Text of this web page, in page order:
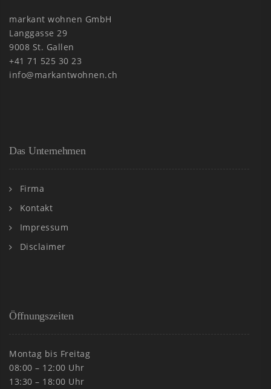
markant wohnen GmbH
Langgasse 29
9008 St. Gallen
+41 71 525 30 23
info@markantwohnen.ch
Das Unternehmen
Firma
Kontakt
Impressum
Disclaimer
Öffnungszeiten
Montag bis Freitag
08:00 – 12:00 Uhr
13:30 – 18:00 Uhr